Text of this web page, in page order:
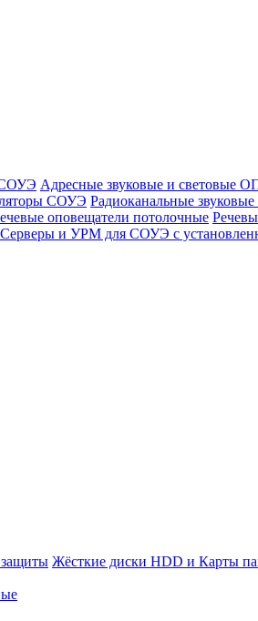
СОУЭ Адресные звуковые и световые
СОУЭ Радиоканальные
оповещатели потолочные
Серверы и УРМ для СОУЭ с
защиты Жёсткие диски HDD и Карты